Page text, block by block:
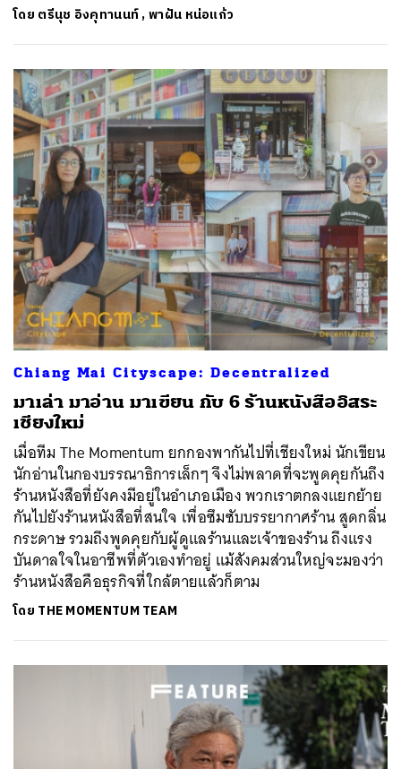
โดย ตรีนุช อิงคุทานนท์,พาฝัน หน่อแก้ว
Chiang Mai Cityscape: Decentralized
มาเล่า มาอ่าน มาเขียน กับ 6 ร้านหนังสืออิสระ
เชียงใหม่
เมื่อทีม The Momentum ยกกองพากันไปที่เชียงใหม่ นักเขียน
นักอ่านในกองบรรณาธิการเล็กๆ จึงไม่พลาดที่จะพูดคุยกันถึง
ร้านหนังสือที่ยังคงมีอยู่ในอำเภอเมือง พวกเราตกลงแยกย้าย
กันไปยังร้านหนังสือที่สนใจ เพื่อซึมซับบรรยากาศร้าน สูดกลิ่น
กระดาษ รวมถึงพูดคุยกับผู้ดูแลร้านและเจ้าของร้าน ถึงแรง
บันดาลใจในอาชีพที่ตัวเองทำอยู่ แม้สังคมส่วนใหญ่จะมองว่า
ร้านหนังสือคือธุรกิจที่ใกล้ตายแล้วก็ตาม
โดย THE MOMENTUM TEAM